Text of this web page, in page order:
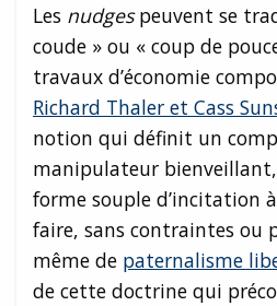
Les nudgespeuvent se
coude » ou « coup de
travaux d’économie
Richard Thaler et Cass
notion qui définit un
manipulateur bienveillant,
forme souple d’incitation
faire, sans contraintes ou
même de paternalisme
de cette doctrine qui